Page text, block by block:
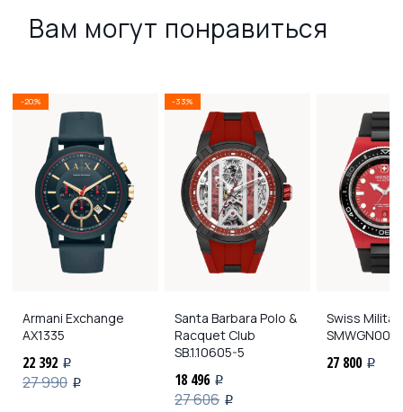
Вам могут понравиться
-20%
Armani Exchange
AX1335
22 392 i
27 990 i
-33%
Santa Barbara Polo &
Racquet Club
SB.1.10605-5
18 496 i
27 606 i
Swiss
27 800 i